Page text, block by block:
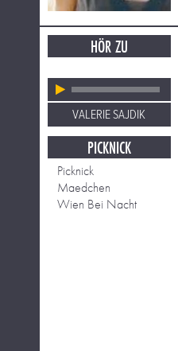
HÖR ZU
VALERIE SAJDIK
PICKNICK
Picknick
Maedchen
Wien Bei Nacht